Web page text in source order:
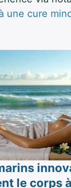
une cure
le corps à